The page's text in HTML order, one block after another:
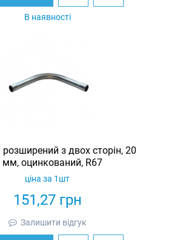
В наявності
розширений з двох сторін, 20
мм, оцинкований, R67
151,27грн
ціна за 1шт
Залишити відгук